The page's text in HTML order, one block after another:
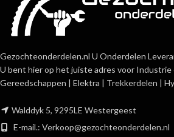
Gezochteonderdelen.nl U Onderdelen
U bent hier op het juiste adres voor Industrie
Gereedschappen | Elektra | Trekkerdelen |
Walddyk 5, 9295LE Westergeest
E-mail.: Verkoop@gezochteonderdelen.nl